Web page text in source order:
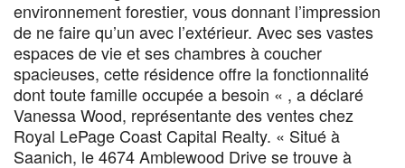
environnement forestier, vous donnant l’impression
de ne faire qu’un avec l’extérieur. Avec ses vastes
espaces de vie et ses chambres à coucher
spacieuses, cette résidence offre la fonctionnalité
dont toute famille occupée a besoin « , a déclaré
Vanessa Wood, représentante des ventes chez
Royal LePage Coast Capital Realty. « Situé à
Saanich, le 4674 Amblewood Drive se trouve à